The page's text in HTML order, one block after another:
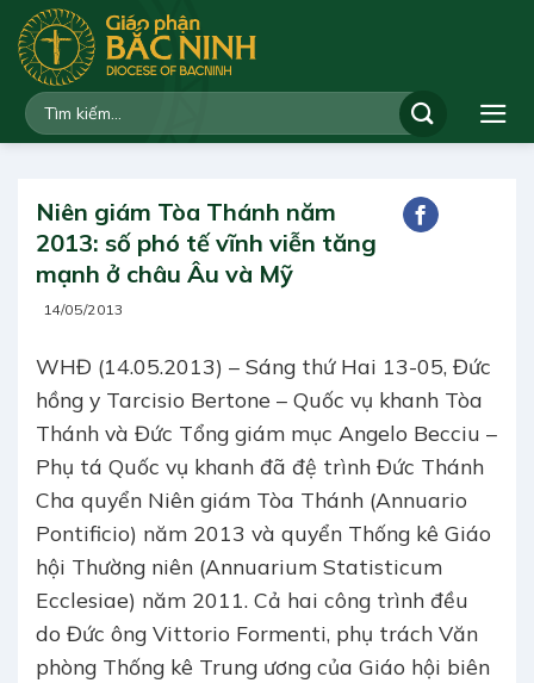
qua
dung
Niên giám Tòa Thánh năm
2013: số phó tế vĩnh viễn tăng
mạnh ở châu Âu và Mỹ
14/05/2013
WHĐ (14.05.2013) – Sáng thứ Hai 13-05, Đức
hồng y Tarcisio Bertone – Quốc vụ khanh Tòa
Thánh và Đức Tổng giám mục Angelo Becciu –
Phụ tá Quốc vụ khanh đã đệ trình Đức Thánh
Cha quyển Niên giám Tòa Thánh (Annuario
Pontificio) năm 2013 và quyển Thống kê Giáo
hội Thường niên (Annuarium Statisticum
Ecclesiae) năm 2011. Cả hai công trình đều
do Đức ông Vittorio Formenti, phụ trách Văn
phòng Thống kê Trung ương của Giáo hội biên